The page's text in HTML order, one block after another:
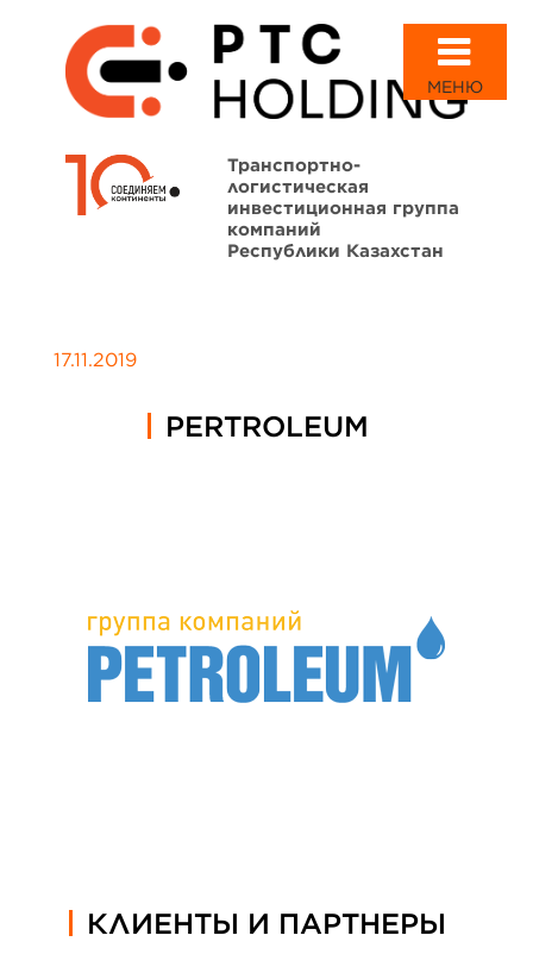
МЕНЮ
Транспортно-
логистическая
инвестиционная группа
компаний
Республики Казахстан
17.11.2019
PERTROLEUM
КЛИЕНТЫ И ПАРТНЕРЫ